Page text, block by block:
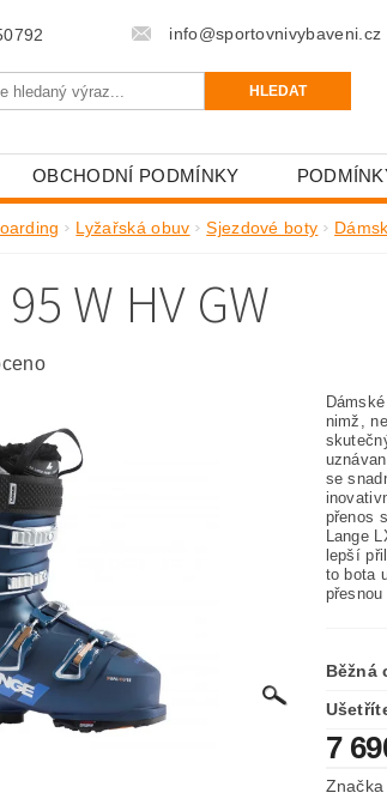
info@sportovnivybaveni.cz
OBCHODNÍ PODMÍNKY
Lyžařská obuv Sjezdové boty
W HV GW
nimž,
se
přenos
Lange
lepší
to bota
Běžná
7
Značka